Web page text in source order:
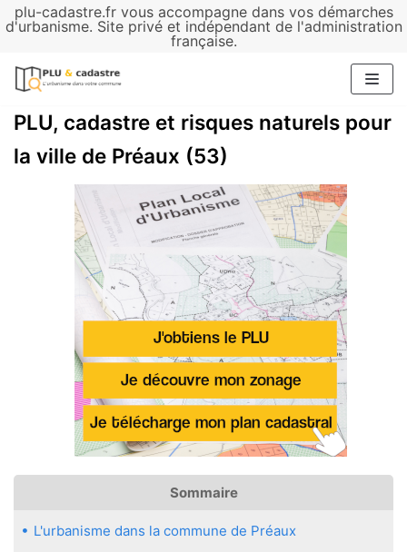
plu-cadastre.fr vous accompagne dans vos démarches
d'urbanisme. Site privé et indépendant de l'administration
française.
Aller
contenu
PLU, cadastre et risques naturels pour
la ville de Préaux (53)
Sommaire
L'urbanisme dans la commune de Préaux